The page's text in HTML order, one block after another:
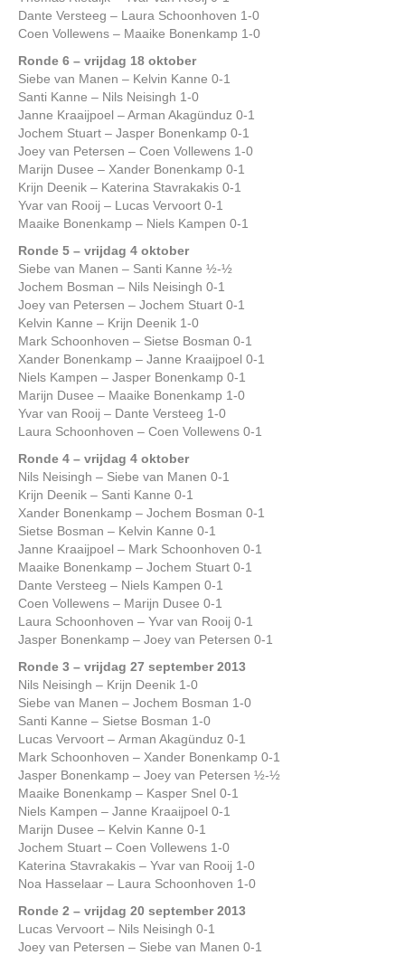
Dante Versteeg – Laura Schoonhoven 1-0
Coen Vollewens – Maaike Bonenkamp 1-0
Ronde 6 – vrijdag 18 oktober
Siebe van Manen – Kelvin Kanne 0-1
Santi Kanne – Nils Neisingh 1-0
Janne Kraaijpoel – Arman Akagünduz 0-1
Jochem Stuart – Jasper Bonenkamp 0-1
Joey van Petersen – Coen Vollewens 1-0
Marijn Dusee – Xander Bonenkamp 0-1
Krijn Deenik – Katerina Stavrakakis 0-1
Yvar van Rooij – Lucas Vervoort 0-1
Maaike Bonenkamp – Niels Kampen 0-1
Ronde 5 – vrijdag 4 oktober
Siebe van Manen – Santi Kanne ½-½
Jochem Bosman – Nils Neisingh 0-1
Joey van Petersen – Jochem Stuart 0-1
Kelvin Kanne – Krijn Deenik 1-0
Mark Schoonhoven – Sietse Bosman 0-1
Xander Bonenkamp – Janne Kraaijpoel 0-1
Niels Kampen – Jasper Bonenkamp 0-1
Marijn Dusee – Maaike Bonenkamp 1-0
Yvar van Rooij – Dante Versteeg 1-0
Laura Schoonhoven – Coen Vollewens 0-1
Ronde 4 – vrijdag 4 oktober
Nils Neisingh – Siebe van Manen 0-1
Krijn Deenik – Santi Kanne 0-1
Xander Bonenkamp – Jochem Bosman 0-1
Sietse Bosman – Kelvin Kanne 0-1
Janne Kraaijpoel – Mark Schoonhoven 0-1
Maaike Bonenkamp – Jochem Stuart 0-1
Dante Versteeg – Niels Kampen 0-1
Coen Vollewens – Marijn Dusee 0-1
Laura Schoonhoven – Yvar van Rooij 0-1
Jasper Bonenkamp – Joey van Petersen 0-1
Ronde 3 – vrijdag 27 september 2013
Nils Neisingh – Krijn Deenik 1-0
Siebe van Manen – Jochem Bosman 1-0
Santi Kanne – Sietse Bosman 1-0
Lucas Vervoort – Arman Akagünduz 0-1
Mark Schoonhoven – Xander Bonenkamp 0-1
Jasper Bonenkamp – Joey van Petersen ½-½
Maaike Bonenkamp – Kasper Snel 0-1
Niels Kampen – Janne Kraaijpoel 0-1
Marijn Dusee – Kelvin Kanne 0-1
Jochem Stuart – Coen Vollewens 1-0
Katerina Stavrakakis – Yvar van Rooij 1-0
Noa Hasselaar – Laura Schoonhoven 1-0
Ronde 2 – vrijdag 20 september 2013
Lucas Vervoort – Nils Neisingh 0-1
Joey van Petersen – Siebe van Manen 0-1